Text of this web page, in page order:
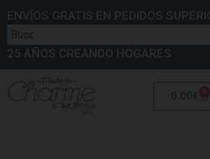
ENVÍOS GRATIS EN PEDIDOS
25 AÑOS CREANDO HOGARES